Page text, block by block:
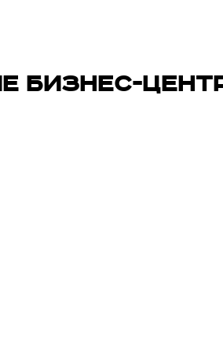
БИЗНЕС-